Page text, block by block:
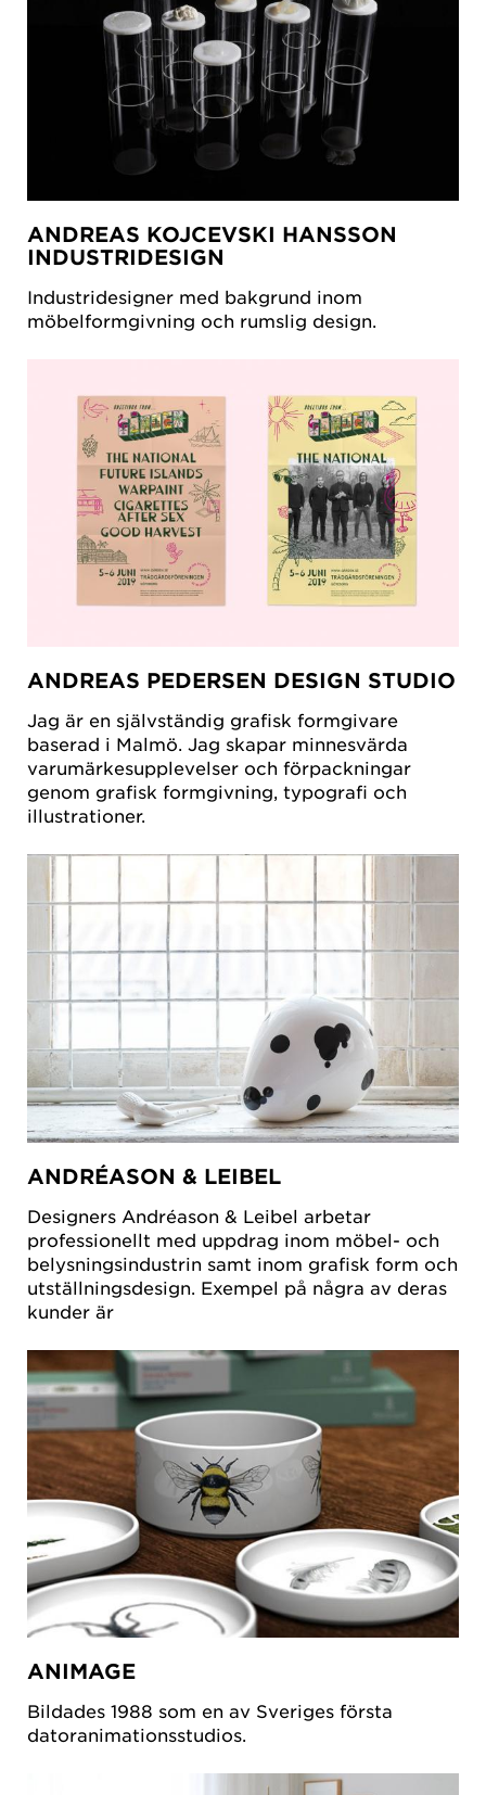
ANDREAS KOJCEVSKI HANSSON
INDUSTRIDESIGN
Industridesigner med bakgrund inom
möbelformgivning och rumslig design.
ANDREAS PEDERSEN DESIGN STUDIO
Jag är en självständig grafisk formgivare
baserad i Malmö. Jag skapar minnesvärda
varumärkesupplevelser och förpackningar
genom grafisk formgivning, typografi och
illustrationer.
ANDRÉASON & LEIBEL
Designers Andréason & Leibel arbetar
professionellt med uppdrag inom möbel- och
belysningsindustrin samt inom grafisk form och
utställningsdesign. Exempel på några av deras
kunder är
ANIMAGE
Bildades 1988 som en av Sveriges första
datoranimationsstudios.